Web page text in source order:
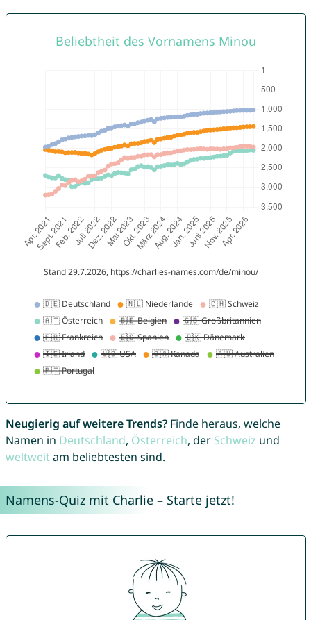
Neugierig auf weitere Trends?Finde heraus, welche
Namen in Deutschland, Österreich, der Schweiz und
weltweitam beliebtesten sind.
Namens-Quiz mit Charlie – Starte jetzt!